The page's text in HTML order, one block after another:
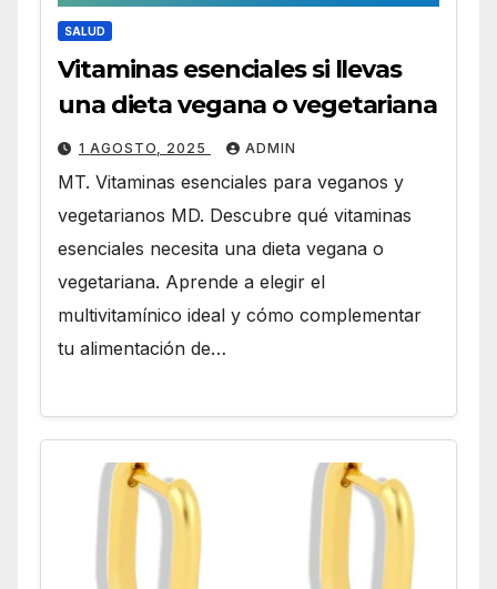
SALUD
Vitaminas esenciales si llevas
una dieta vegana o vegetariana
1 AGOSTO, 2025 ADMIN
MT. Vitaminas esenciales para veganos y
vegetarianos MD. Descubre qué vitaminas
esenciales necesita una dieta vegana o
vegetariana. Aprende a elegir el
multivitamínico ideal y cómo complementar
tu alimentación de…